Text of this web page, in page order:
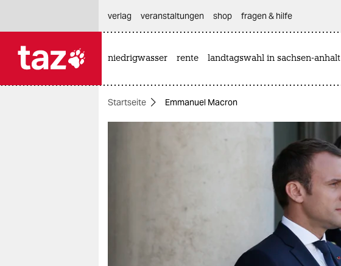
themen
verlag
veranstaltungen shop fragen & hilfe
niedrigwasser rente landtagswahl in sachsen-anhalt
Startseite Emmanuel Macron